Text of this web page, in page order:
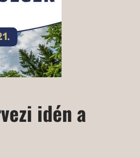
idén a